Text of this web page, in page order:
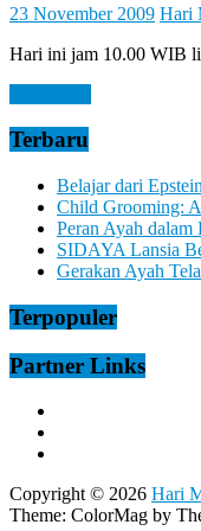
You
Feel
It
23 November 2009 Hari
Hari ini jam 10.00 WIB
Terbaru
Belajar dari
Child Grooming:
Peran Ayah dalam
SIDAYA Lansia
Gerakan Ayah
Terpopuler
Partner Links
Copyright © 2026 Hari
Theme: ColorMag by